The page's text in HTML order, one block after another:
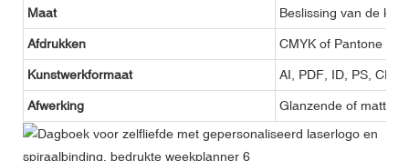
Maat Beslissing van de
Afdrukken CMYK of Pantone
Kunstwerkformaat AI, PDF, ID, PS, CDR
Afwerking Glanzende of matte